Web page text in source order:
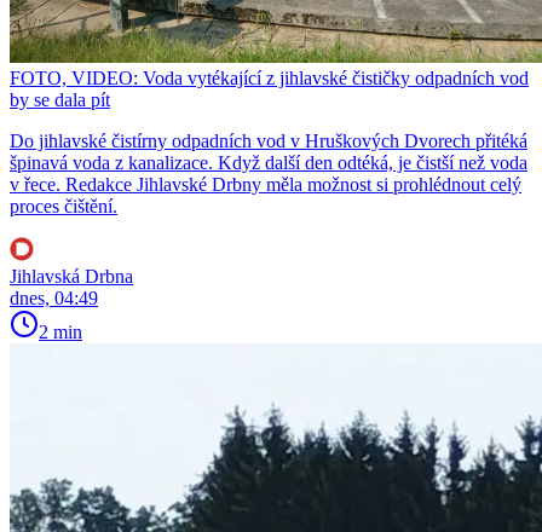
FOTO, VIDEO: Voda vytékající z jihlavské čističky odpadních vod
by se dala pít
Do jihlavské čistírny odpadních vod v Hruškových Dvorech přitéká
špinavá voda z kanalizace. Když další den odtéká, je čistší než voda
v řece. Redakce Jihlavské Drbny měla možnost si prohlédnout celý
proces čištění.
Jihlavská Drbna
dnes, 04:49
2 min